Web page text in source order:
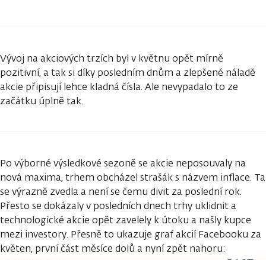
Vývoj na akciových trzích byl v květnu opět mírně
pozitivní, a tak si díky posledním dnům a zlepšené náladě
akcie připisují lehce kladná čísla. Ale nevypadalo to ze
začátku úplně tak.
Po výborné výsledkové sezoně se akcie neposouvaly na
nová maxima, trhem obcházel strašák s názvem inflace. Ta
se výrazně zvedla a není se čemu divit za poslední rok.
Přesto se dokázaly v posledních dnech trhy uklidnit a
technologické akcie opět zavelely k útoku a našly kupce
mezi investory. Přesně to ukazuje graf akcií Facebooku za
květen, první část měsíce dolů a nyní zpět nahoru: